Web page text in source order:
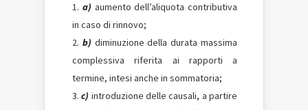
a) aumento dell’aliquota contributiva
in caso di rinnovo;
b) diminuzione della durata massima
complessiva riferita ai rapporti a
termine, intesi anche in sommatoria;
c) introduzione delle causali, a partire